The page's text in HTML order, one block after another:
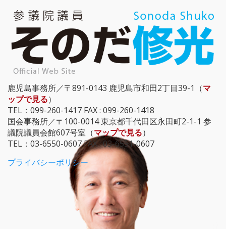
鹿児島事務所／〒891-0143 鹿児島市和田2丁目39-1（マ
ップで見る）
TEL：099-260-1417 FAX : 099-260-1418
国会事務所／〒100-0014 東京都千代田区永田町2-1-1 参
議院議員会館607号室（マップで見る）
TEL：03-6550-0607 FAX : 03-6551-0607
プライバシーポリシー